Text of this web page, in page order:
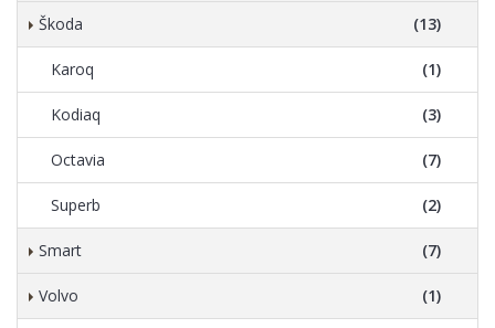
Škoda (13)
Karoq (1)
Kodiaq (3)
Octavia (7)
Superb (2)
Smart (7)
Volvo (1)